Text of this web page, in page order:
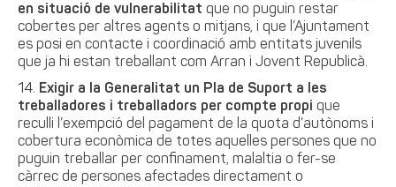
en situació de vulnerabilitat que no puguin restar
cobertes per altres agents o mitjans, i que l’Ajuntament
es posi en contacte i coordinació amb entitats juvenils
que ja hi estan treballant com Arran i Jovent Republicà.
Exigir a la Generalitat un Pla de Suport a les
treballadores i treballadors per compte propi que
reculli l’exempció del pagament de la quota d’autònoms i
cobertura econòmica de totes aquelles persones que no
puguin treballar per confinament, malaltia o fer-se
càrrec de persones afectades directament o